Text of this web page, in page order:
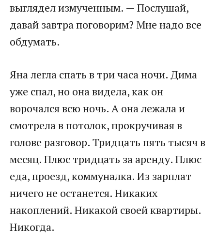
выглядел измученным. — Послушай,
давай завтра поговорим? Мне надо все
обдумать.
Яна легла спать в три часа ночи. Дима
уже спал, но она видела, как он
ворочался всю ночь. А она лежала и
смотрела в потолок, прокручивая в
голове разговор. Тридцать пять тысяч в
месяц. Плюс тридцать за аренду. Плюс
еда, проезд, коммуналка. Из зарплат
ничего не останется. Никаких
накоплений. Никакой своей квартиры.
Никогда.